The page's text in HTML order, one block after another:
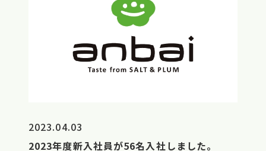
2023.04.03
2023年度新入社員が56名入社しました。